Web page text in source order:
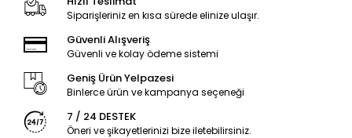
Siparişleriniz en kısa sürede elinize ulaşır.
Güvenli Alışveriş
Güvenli ve kolay ödeme sistemi
Geniş Ürün Yelpazesi
Binlerce ürün ve kampanya seçeneği
7 / 24 DESTEK
Öneri ve şikayetlerinizi bize iletebilirsiniz.